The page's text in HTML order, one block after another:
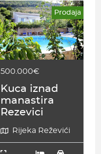
Prodaja
500.000€
Kuca iznad
manastira
Rezevici
Rijeka Reževići